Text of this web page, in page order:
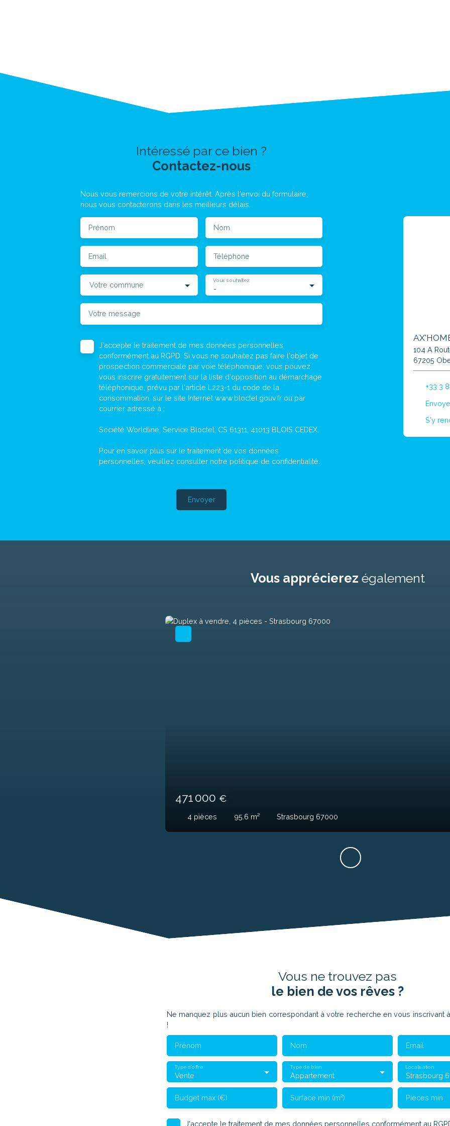
Intéressé par ce bien ?
Contactez-nous
Nous vous remercions de votre intérêt. Après l'envoi du formulaire,
nous vous contacterons dans les meilleurs délais.
Prénom Nom
Email Téléphone
Votre commune -
Vous souhaitez
Votre message
J'accepte le traitement de mes données personnelles
conformément au RGPD. Si vous ne souhaitez pas faire l'objet de
prospection commerciale par voie téléphonique, vous pouvez
vous inscrire gratuitement sur la liste d'opposition au démarchage
téléphonique, prévu par l'article L223-1 du code de la
consommation, sur le site Internet www.bloctel.gouv.fr ou par
courrier adressé à :
Société Worldline, Service Bloctel, CS 61311, 41013 BLOIS CEDEX.
Pour en savoir plus sur le traitement de vos données
personnelles, veuillez consulter notre politique de confidentialité
Envoyer
104 A
67205
+33 3
S'y
Vous apprécierez également
285 000€
3pièces 95m² Strasbourg 67200
Vous ne trouvez pas
le bien de vos rêves ?
Ne manquez plus aucun bien correspondant à votre recherche en vous inscrivant
!
Prénom Nom Email
Vente
Type d'offre
Appartement
Type de bien
Strasbourg
Localisation
Budget max (€) Surface min (m²) Pièces min
J'accepte le traitement de mes données personnelles conformément au